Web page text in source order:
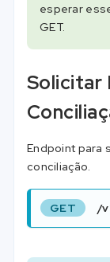
esperar
GET.
Solicitar
Endpoint para
conciliação.
GET /